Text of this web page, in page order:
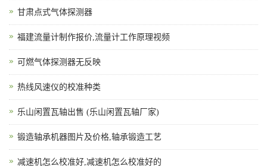
甘肃点式气体探测器
福建流量计制作报价,流量计工作原理视频
可燃气体探测器无反映
热线风速仪的校准种类
乐山闲置瓦轴出售 (乐山闲置瓦轴厂家)
锻造轴承机器图片及价格,轴承锻造工艺
减速机怎么校准好,减速机怎么校准好的